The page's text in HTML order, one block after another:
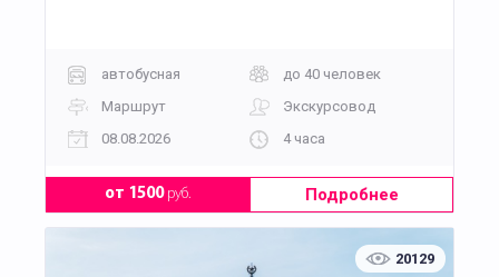
автобусная
до 40 человек
Маршрут
Экскурсовод
08.08.2026
4 часа
от 1500руб. Подробнее
20129